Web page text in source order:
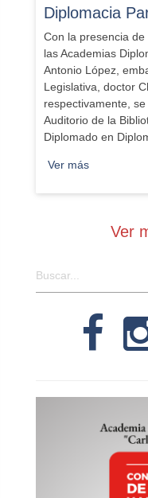
Diplomacia
Con la presencia
las Academias
Antonio López,
Legislativa, doctor
respectivamente,
Auditorio de la
Diplomado en
Ver más
Ver